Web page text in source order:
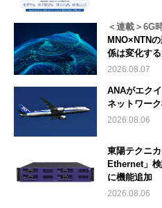
＜連載＞6G
MNO×NTN
係は変化する
2026.08.07
ANAがエク
ネットワー
2026.08.06
東陽テクニ
Ethernet」
に機能追加
2026.08.06